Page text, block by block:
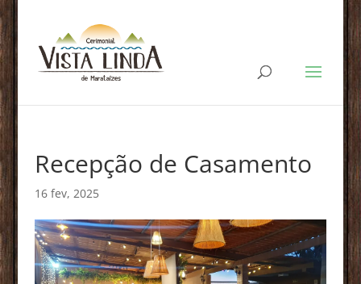
Recepção de Casamento
16 fev, 2025